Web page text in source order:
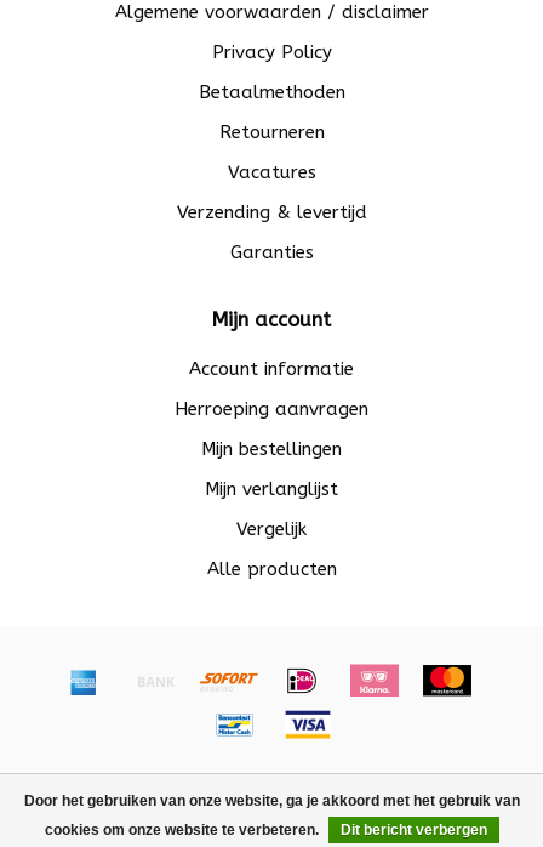
Door het gebruiken van onze website, ga je akkoord met het gebruik van
cookies om onze website te verbeteren.
Dit bericht verbergen
Algemene voorwaarden / disclaimer
Privacy Policy
Betaalmethoden
Retourneren
Vacatures
Verzending & levertijd
Garanties
Mijn account
Account informatie
Herroeping aanvragen
Mijn bestellingen
Mijn verlanglijst
Vergelijk
Alle producten
Lightspeed design
Dyvelopment
FILTERS